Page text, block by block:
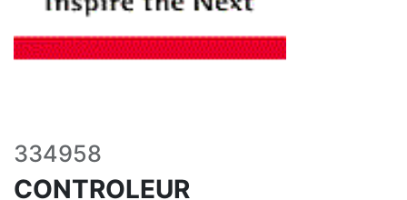
334958
CONTROLEUR